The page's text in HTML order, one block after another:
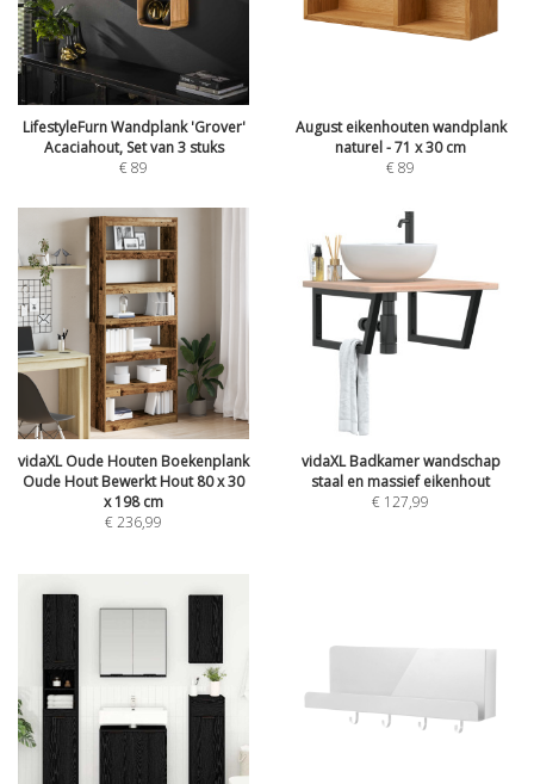
LifestyleFurn Wandplank 'Grover'
Acaciahout, Set van 3 stuks
€89
August eikenhouten wandplank
naturel - 71 x 30 cm
€89
vidaXL Oude Houten Boekenplank
Oude Hout Bewerkt Hout 80 x 30
x 198 cm
€236,99
vidaXL Badkamer wandschap
staal en massief eikenhout
€ 127,99